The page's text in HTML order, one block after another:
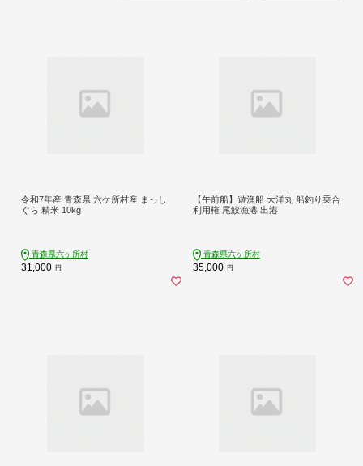
令和7年産 青森県 六ケ所村産 まっし
ぐら 精米 10kg
青森県六ヶ所村
31,000 円
【午前船】遊漁船 大洋丸 船釣り乗合
利用権 尾鮫漁港 出港
青森県六ヶ所村
35,000 円